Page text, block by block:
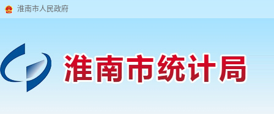
淮南市人民政府